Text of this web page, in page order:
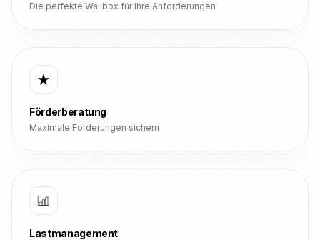
Die perfekte Wallbox für Ihre Anforderungen
Förderberatung
Maximale Förderungen sichern
Lastmanagement